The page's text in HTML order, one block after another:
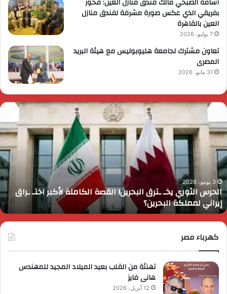
أسامة الصبحي مالك فندق منازل العين: فخور
بفريقي الذي عكس صورة مشرفة لفندق منازل
العين بالقاهرة
7 يوليو، 2026
تعاون مشترك لجامعة هليوبوليس مع هيئة البريد
المصرى
31 مايو، 2026
رئيس
يقرر
ضم
مايا
مرسي
وزيرة
التضامن
الاجتماعي
إلى
عضوية
المجموعة
الوزارية
3 يونيو، 2026
رئيس الوزراء يقرر ضم مايا مرسي وزيرة التضامن الاجتماعي إلى
عضوية المجموعة الوزارية لريادة الأعمال
كهرباء مصر
تهنئة من القلب بعيد الميلاد المجيد للمهندس
هانى فايز
12 أبريل، 2026